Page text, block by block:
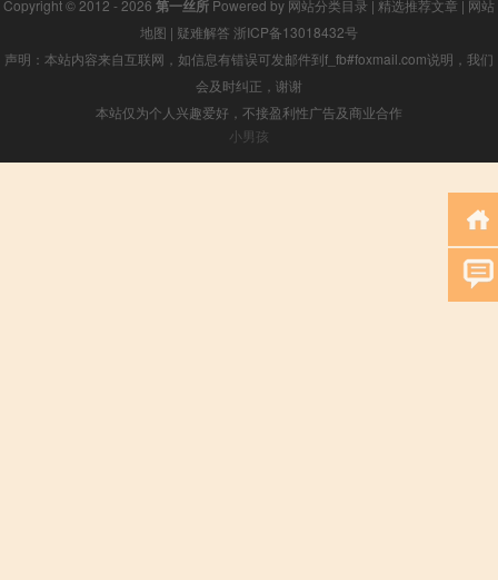
Copyright © 2012 - 2026 第一丝所 Powered by 网站分类目录 | 精选推荐文章 | 网站
地图 | 疑难解答 浙ICP备13018432号
声明：本站内容来自互联网，如信息有错误可发邮件到f_fb#foxmail.com说明，我们
会及时纠正，谢谢
本站仅为个人兴趣爱好，不接盈利性广告及商业合作
小男孩